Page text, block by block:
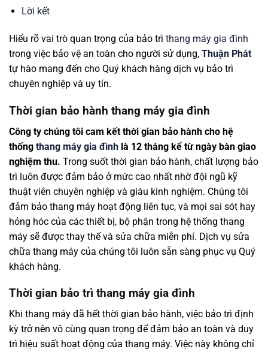
Lời kết
Hiểu rõ vai trò quan trọng của bảo trì thang máy gia đình
trong việc bảo vệ an toàn cho người sử dụng, Thuận Phát
tự hào mang đến cho Quý khách hàng dịch vụ bảo trì
chuyên nghiệp và uy tín.
Thời gian bảo hành thang máy gia đình
Công ty chúng tôi cam kết thời gian bảo hành cho hệ
thống thang máy gia đình là 12 tháng kể từ ngày bàn giao
nghiệm thu. Trong suốt thời gian bảo hành, chất lượng bảo
trì luôn được đảm bảo ở mức cao nhất nhờ đội ngũ kỹ
thuật viên chuyên nghiệp và giàu kinh nghiệm. Chúng tôi
đảm bảo thang máy hoạt động liên tục, và mọi sai sót hay
hỏng hóc của các thiết bị, bộ phận trong hệ thống thang
máy sẽ được thay thế và sửa chữa miễn phí. Dịch vụ sửa
chữa thang máy của chúng tôi luôn sẵn sàng phục vụ Quý
khách hàng.
Thời gian bảo trì thang máy gia đình
Khi thang máy đã hết thời gian bảo hành, việc bảo trì định
kỳ trở nên vô cùng quan trọng để đảm bảo an toàn và duy
trì hiệu suất hoạt động của thang máy. Việc này không chỉ